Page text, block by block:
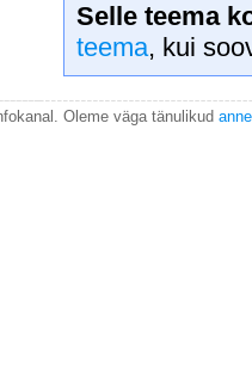
Selle teema
teema, kui
Oleme väga tänulikud